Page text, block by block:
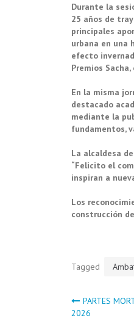
Durante la
25 años de
principales
urbana en una
efecto
Premios
En la misma
destacado
mediante la
fundamentos,
La alcaldesa
“Felicito el
inspiran a
Los
construcción
Tagged
PARTES
2026